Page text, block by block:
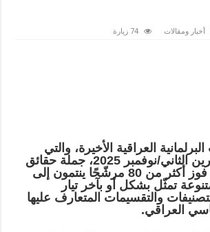
أخبار ومقالات 74 زيارة
العراقية الأخيرة، والتي
جرت يوم 11 تشرين الثاني/نوفمبر 2025، جملة حقائق
مهمة، لعل أهمها فوز أكثر من 80 مرشّحًا ينتمون إلى
تمثّل بشكل أو بآخر تيار
والتقسيمات المتعارف عليها
العراقي.